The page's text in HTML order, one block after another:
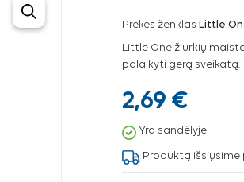
Prekės ženklas Little
Little One žiurkių
palaikyti gerą sveikatą.
2,69 €
Yra sandėlyje
Produktą išsiųsime